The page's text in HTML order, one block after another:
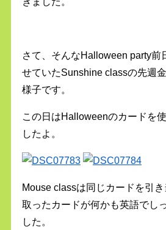
さて、そんなHalloween party前
せていたSunshine classの先週
様子です。
この日はHalloweenのカードを
したよ。
Mouse classは同じカードを引き
取ったカードが何かも英語でし
した。